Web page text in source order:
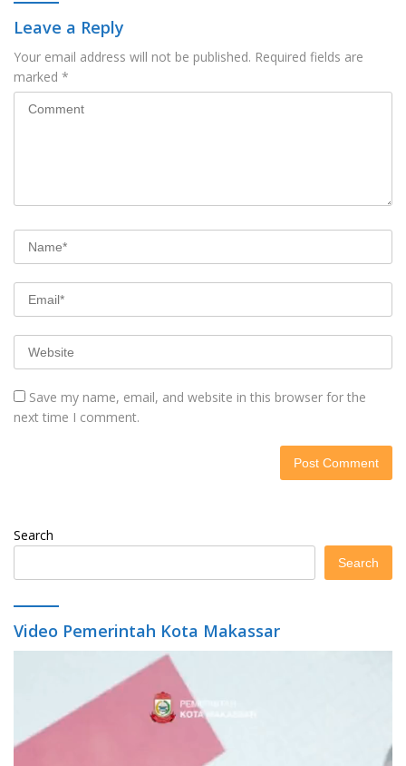
Leave a Reply
Your email address will not be published. Required fields are
marked *
Save my name, email, and website in this browser for the
next time I comment.
Search
Search
Video Pemerintah Kota Makassar